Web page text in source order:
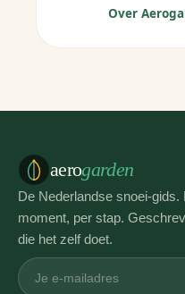
Over
aerogarden
De Nederlandse snoei-gids.
moment, per stap.
die het zelf doet.